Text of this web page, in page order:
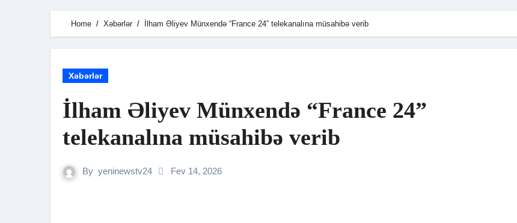
Home Xəbərlər İlham Əliyev Münxendə “France 24” telekanalına müsahibə verib
Xəbərlər
İlham Əliyev Münxendə “France 24”
telekanalına müsahibə verib
By yeninewstv24 Fev 14, 2026